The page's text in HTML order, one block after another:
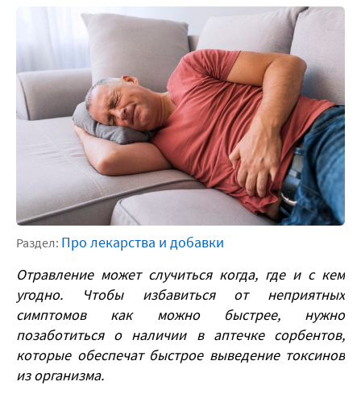
Раздел: Про лекарства и добавки
Отравление может случиться когда, где и с кем
угодно. Чтобы избавиться от неприятных
симптомов как можно быстрее, нужно
позаботиться о наличии в аптечке сорбентов,
которые обеспечат быстрое выведение токсинов
из организма.